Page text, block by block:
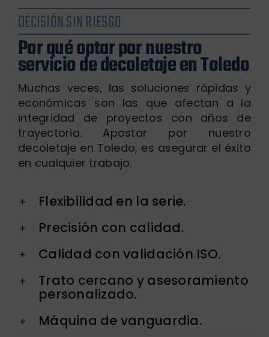
DECISIÓN SIN RIESGO
Por qué optar por nuestro
servicio de decoletaje en Toledo
Muchas veces, las soluciones rápidas y
económicas son las que afectan a la
integridad de proyectos con años de
trayectoria. Apostar por nuestro
decoletaje en Toledo, es asegurar el éxito
en cualquier trabajo.
Flexibilidad en la serie.
Precisión con calidad.
Calidad con validación ISO.
Trato cercano y asesoramiento
personalizado.
Máquina de vanguardia.